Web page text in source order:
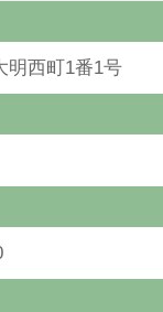
明西町1番1号